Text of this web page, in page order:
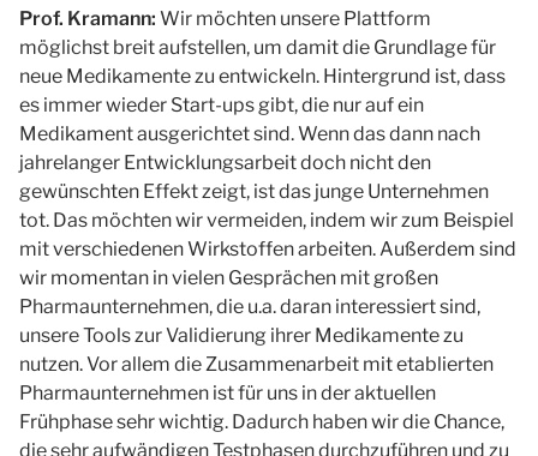
Prof. Kramann: Wir möchten unsere Plattform
möglichst breit aufstellen, um damit die Grundlage für
neue Medikamente zu entwickeln. Hintergrund ist, dass
es immer wieder Start-ups gibt, die nur auf ein
Medikament ausgerichtet sind. Wenn das dann nach
jahrelanger Entwicklungsarbeit doch nicht den
gewünschten Effekt zeigt, ist das junge Unternehmen
tot. Das möchten wir vermeiden, indem wir zum Beispiel
mit verschiedenen Wirkstoffen arbeiten. Außerdem sind
wir momentan in vielen Gesprächen mit großen
Pharmaunternehmen, die u.a. daran interessiert sind,
unsere Tools zur Validierung ihrer Medikamente zu
nutzen. Vor allem die Zusammenarbeit mit etablierten
Pharmaunternehmen ist für uns in der aktuellen
Frühphase sehr wichtig. Dadurch haben wir die Chance,
die sehr aufwändigen Testphasen durchzuführen und zu